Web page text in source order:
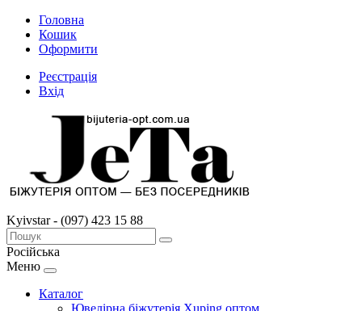
Головна
Кошик
Оформити
Реєстрація
Вхід
Kyivstar - (097) 423 15 88
Російська
Меню
Каталог
Ювелірна біжутерія Xuping оптом